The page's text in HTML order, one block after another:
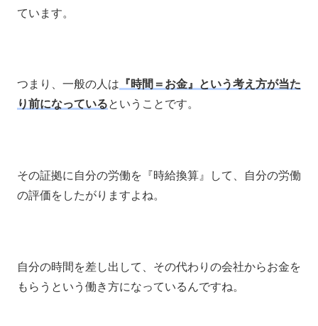
ています。
つまり、一般の人は 『時間＝お金』という考え方が当た
り前になっているということです。
その証拠に自分の労働を『時給換算』して、自分の労働
の評価をしたがりますよね。
自分の時間を差し出して、その代わりの会社からお金を
もらうという働き方になっているんですね。